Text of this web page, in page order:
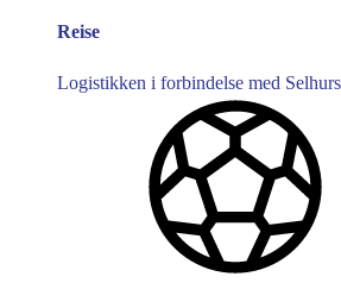
Reise
Logistikken i forbindelse med